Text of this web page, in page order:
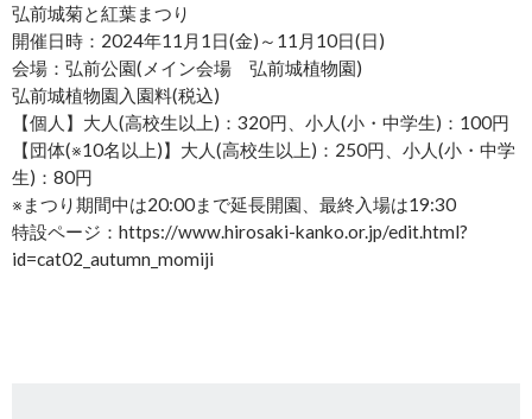
弘前城菊と紅葉まつり
開催日時：2024年11月1日(金)～11月10日(日)
会場：弘前公園(メイン会場 弘前城植物園)
弘前城植物園入園料(税込)
【個人】大人(高校生以上)：320円、小人(小・中学生)：100円
【団体(※10名以上)】大人(高校生以上)：250円、小人(小・中学
生)：80円
※まつり期間中は20:00まで延長開園、最終入場は19:30
特設ページ：https://www.hirosaki-kanko.or.jp/edit.html?
id=cat02_autumn_momiji